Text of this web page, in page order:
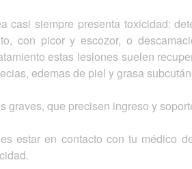
casi siempre presenta toxicidad:
con picor y escozor, o
estas lesiones suelen
edemas de piel y grasa
graves, que precisen ingreso y
estar en contacto con tu médico